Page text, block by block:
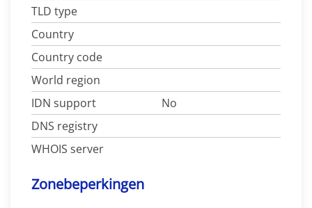
TLD type
Country
Country code
World region
IDN support
No
DNS registry
WHOIS server
Zonebeperkingen